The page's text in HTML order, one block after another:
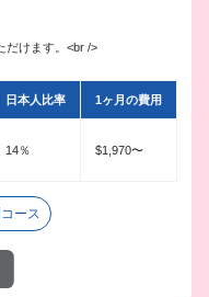
だけます。<br />
日本人比率 1ヶ月の費用
14％ $1,970〜
ース